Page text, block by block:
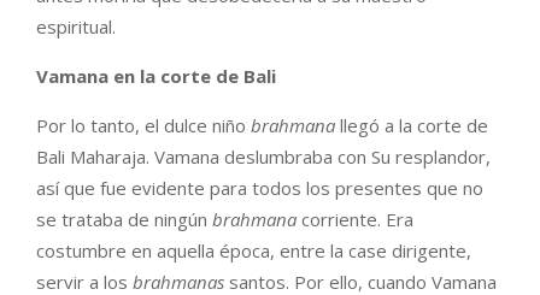
espiritual.
Vamana en la corte de Bali
Por lo tanto, el dulce niño brahmana llegó a la corte de
Bali Maharaja. Vamana deslumbraba con Su resplandor,
así que fue evidente para todos los presentes que no
se trataba de ningún brahmana corriente. Era
costumbre en aquella época, entre la case dirigente,
servir a los brahmanas santos. Por ello, cuando Vamana